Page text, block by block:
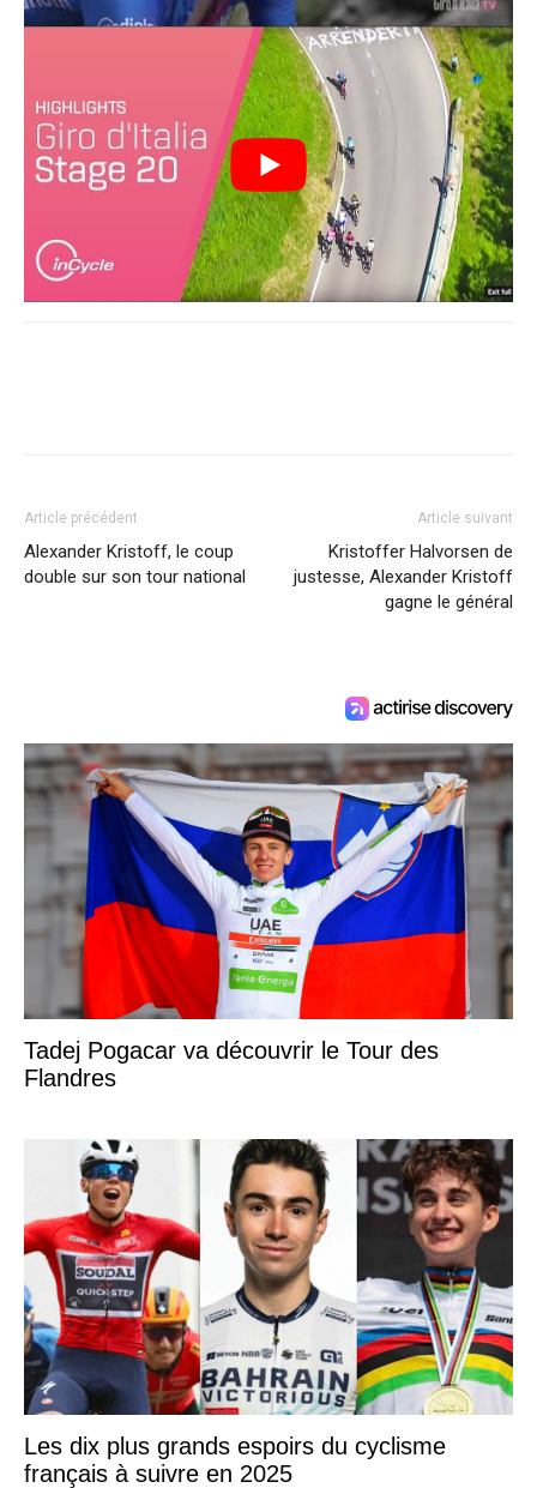
Article précédent
Alexander Kristoff, le coup
double sur son tour national
Article suivant
Kristoffer Halvorsen de
justesse, Alexander Kristoff
gagne le général
Tadej Pogacar va découvrir le Tour des
Flandres
Les dix plus grands espoirs du cyclisme
français à suivre en 2025